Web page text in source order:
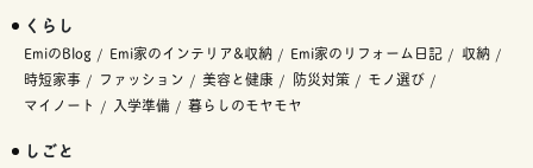
くらし
EmiのBlog Emi家のインテリア&収納 Emi家のリフォーム日記
収納
時短家事
ファッション 美容と健康 防災対策
モノ選び
マイノート
入学準備 暮らしのモヤモヤ
しごと